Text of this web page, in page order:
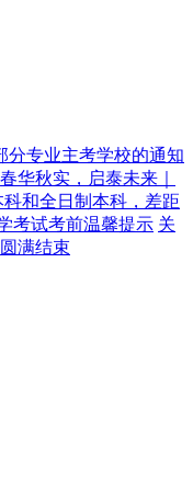
分专业主考学校的通知
春华秋实，启泰未来｜
科和全日制本科，差距
考试考前温馨提示 关
满结束